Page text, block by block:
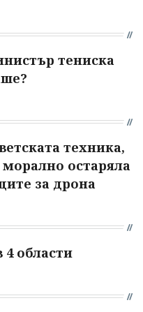
тениска
техника,
остаряла
за дрона
области